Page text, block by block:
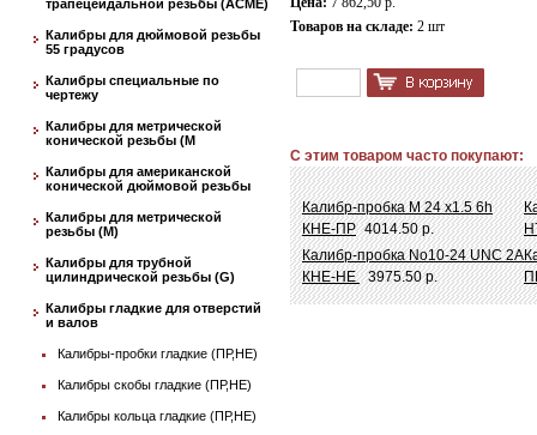
трапецеидальной резьбы (АСМЕ)
Калибры для дюймовой резьбы
55 градусов
Калибры специальные по
чертежу
Калибры для метрической
конической резьбы (М
Калибры для американской
конической дюймовой резьбы
Калибры для метрической
резьбы (М)
Калибры для трубной
цилиндрической резьбы (G)
Калибры гладкие для отверстий
и валов
Калибры-пробки гладкие (ПР,НЕ)
Калибры скобы гладкие (ПР,НЕ)
Калибры кольца гладкие (ПР,НЕ)
Товаров на складе: 2 шт
С этим товаром часто покупают:
Калибр-пробка М 24 х1.5 6h
КНЕ-ПР 4014.50 р.
Калибр-пробка No10-24 UNC 2A
КНЕ-НЕ 3975.50 р.